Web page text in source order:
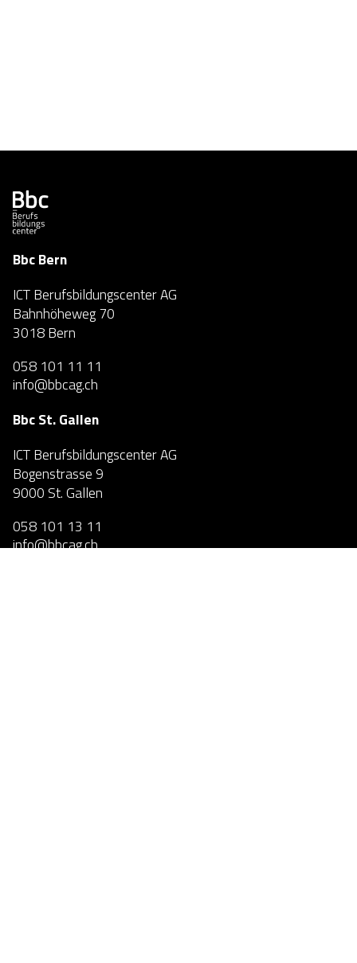
Bbc Bern
ICT Berufsbildungscenter AG
Bahnhöheweg 70
3018 Bern
058 101 11 11
info@bbcag.ch
Bbc St. Gallen
ICT Berufsbildungscenter AG
Bogenstrasse 9
9000 St. Gallen
058 101 13 11
info@bbcag.ch